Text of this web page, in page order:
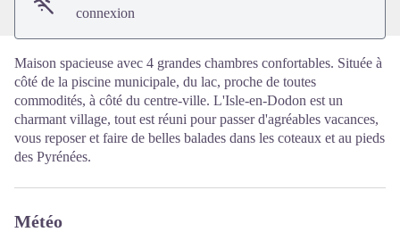
connexion
Maison spacieuse avec 4 grandes chambres confortables. Située à
côté de la piscine municipale, du lac, proche de toutes
commodités, à côté du centre-ville. L'Isle-en-Dodon est un
charmant village, tout est réuni pour passer d'agréables vacances,
vous reposer et faire de belles balades dans les coteaux et au pieds
des Pyrénées.
Météo